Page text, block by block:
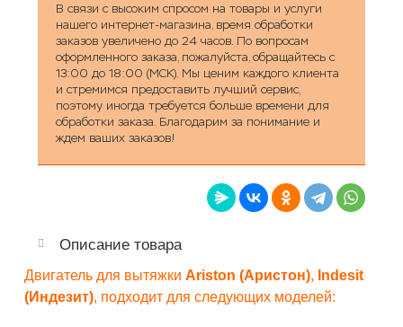
В связи с высоким спросом на товары и услуги
нашего интернет-магазина, время обработки
заказов увеличено до 24 часов. По вопросам
оформленного заказа, пожалуйста, обращайтесь с
13:00 до 18:00 (МСК). Мы ценим каждого клиента
и стремимся предоставить лучший сервис,
поэтому иногда требуется больше времени для
обработки заказа. Благодарим за понимание и
ждем ваших заказов!
Описание товара
Двигатель для вытяжки Ariston (Аристон), Indesit
(Индезит), подходит для следующих моделей: